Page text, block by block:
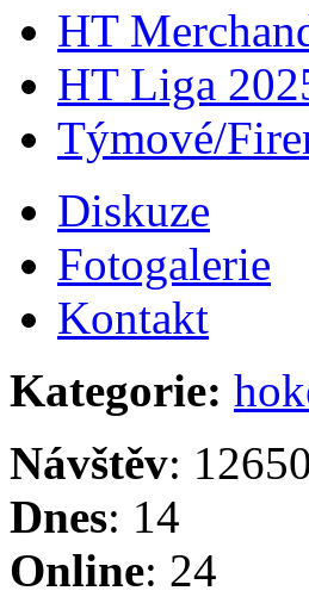
HT
HT Liga
Týmové/
Diskuze
Fotogalerie
Kontakt
Kategorie:
Návštěv:
Dnes: 14
Online: 24